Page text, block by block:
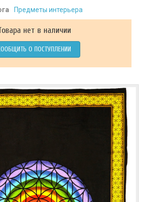
Предметы интерьера
нет в наличии
О ПОСТУПЛЕНИИ